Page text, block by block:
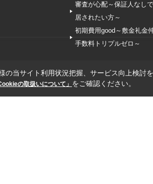
審査が心配～保証人なし
居されたい方～
初期費用good～敷金礼金
手数料トリプルゼロ～
の当サイト利用状況把握、サービス向上検討
の取扱いについて」 をご確認ください。